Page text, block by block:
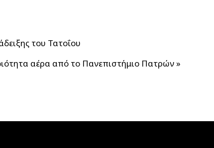
του Τατοΐου
αέρα από το Πανεπιστήμιο Πατρών»